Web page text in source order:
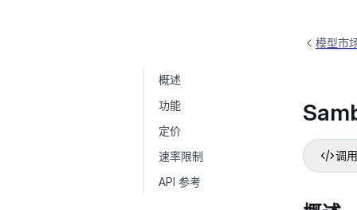
概述
功能
定价
速率限制
API 参考
模型市
调